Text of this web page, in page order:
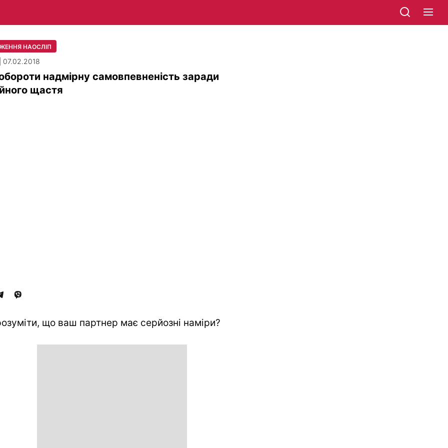
НАОСЛІП
07.02.2018
надмірну самовпевненість заради
щастя
що ваш партнер має серйозні наміри?